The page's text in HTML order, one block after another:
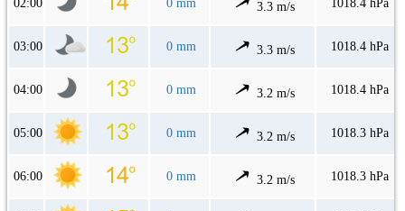
02:00 0 mm 3.3 m/s 1018.4 hPa
03:00 0 mm 3.3 m/s 1018.4 hPa
04:00 0 mm 3.2 m/s 1018.4 hPa
05:00 0 mm 3.2 m/s 1018.3 hPa
06:00 0 mm 3.2 m/s 1018.3 hPa